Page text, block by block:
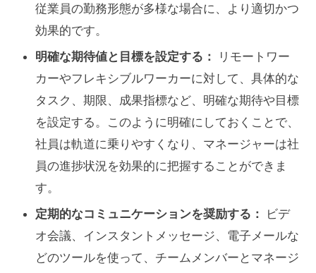
従業員の勤務形態が多様な場合に、より適切かつ
効果的です。
明確な期待値と目標を設定する：
リモートワー
カーやフレキシブルワーカーに対して、具体的な
タスク、期限、成果指標など、明確な期待や目標
を設定する。このように明確にしておくことで、
社員は軌道に乗りやすくなり、マネージャーは社
員の進捗状況を効果的に把握することができま
す。
定期的なコミュニケーションを奨励する：
ビデ
オ会議、インスタントメッセージ、電子メールな
どのツールを使って、チームメンバーとマネージ